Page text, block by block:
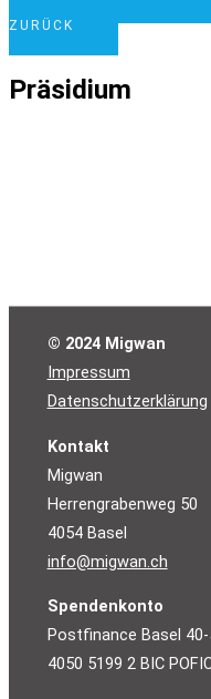
ZURÜCK
Präsidium
© 2024 Migwan
Impressum
Datenschutzerklärung
Kontakt
Migwan
Herrengrabenweg 50
4054 Basel
info@migwan.ch
Spendenkonto
Postfinance Basel
4050 5199 2 BIC